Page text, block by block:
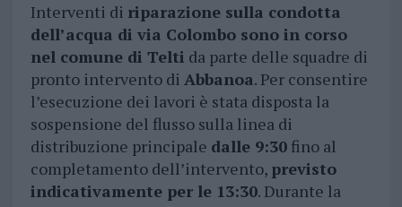
Interventi di riparazione sulla condotta
dell’acqua di via Colombo sono in corso
nel comune di Telti da parte delle squadre di
pronto intervento di Abbanoa. Per consentire
l’esecuzione dei lavori è stata disposta la
sospensione del flusso sulla linea di
distribuzione principale dalle 9:30fino al
completamento dell’intervento, previsto
indicativamente per le 13:30. Durante la